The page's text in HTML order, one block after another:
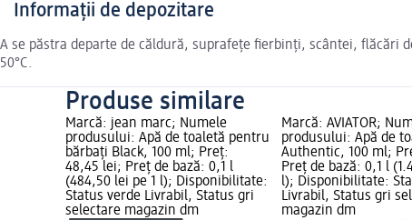
Informații de depozitare
A se păstra departe de căldură, suprafețe fierbinți, scântei, flăcări
50°C.
Produse similare
Marcă: jean marc; Numele
produsului: Apă de toaletă pentru
bărbați Black, 100 ml; Preț:
48,45 lei; Preț de bază: 0,1 l
(484,50 lei pe 1 l); Disponibilitate:
Status verde Livrabil, Status gri
selectare magazin dm
Marcă: AVIATOR;
produsului: Apă de
Authentic, 100 ml;
Preț de bază: 0,1 l
l); Disponibilitate:
Livrabil, Status gri
magazin dm